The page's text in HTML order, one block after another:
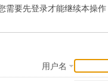
需要先登录才能继续本操作
用户名